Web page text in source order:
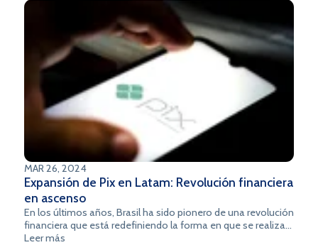
MAR 26, 2024
Expansión de Pix en Latam: Revolución financiera
en ascenso
En los últimos años, Brasil ha sido pionero de una revolución
financiera que está redefiniendo la forma en que se realizan
las transacciones: el Pix. Este revolucionario sistema de
Leer más